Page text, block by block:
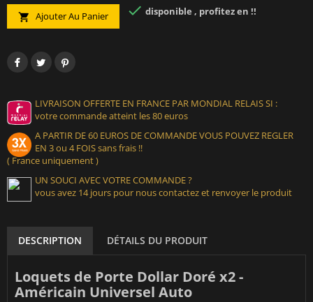
 Ajouter Au Panier  disponible , profitez en !!
LIVRAISON OFFERTE EN FRANCE PAR MONDIAL RELAIS SI :
votre commande atteint les 80 euros
A PARTIR DE 60 EUROS DE COMMANDE VOUS POUVEZ REGLER
EN 3 ou 4 FOIS sans frais !!
( France uniquement )
UN SOUCI AVEC VOTRE COMMANDE ?
vous avez 14 jours pour nous contactez et renvoyer le produit
DESCRIPTION DÉTAILS DU PRODUIT
Loquets de Porte Dollar Doré x2 -
Américain Universel Auto